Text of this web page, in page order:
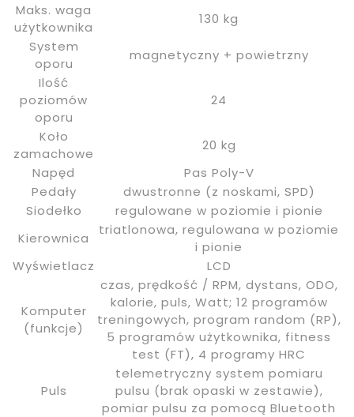
Maks. waga
użytkownika
130 kg
System
oporu
magnetyczny + powietrzny
Ilość
poziomów
oporu
24
Koło
zamachowe
20 kg
Napęd
Pas Poly-V
Pedały
dwustronne (z noskami, SPD)
Siodełko
regulowane w poziomie i pionie
Kierownica
triatlonowa, regulowana w poziomie
i pionie
Wyświetlacz
LCD
Komputer
(funkcje)
czas, prędkość / RPM, dystans, ODO,
kalorie, puls, Watt; 12 programów
treningowych, program random (RP),
5 programów użytkownika, fitness
test (FT), 4 programy HRC
Puls
telemetryczny system pomiaru
pulsu (brak opaski w zestawie),
pomiar pulsu za pomocą Bluetooth